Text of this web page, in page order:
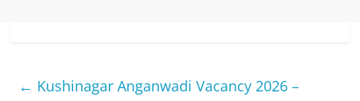
← Kushinagar Anganwadi Vacancy 2026 –